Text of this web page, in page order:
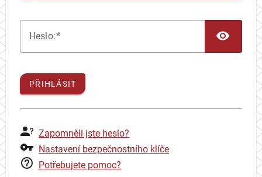
Heslo:
PŘIHLÁSIT
Zapomněli jste heslo?
Nastavení bezpečnostního klíče
Potřebujete pomoc?